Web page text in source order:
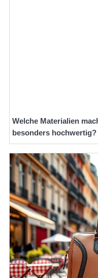
Welche Materialien
besonders hochwertig?